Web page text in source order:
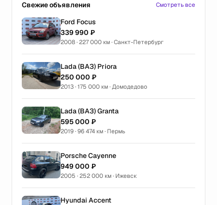
Свежие объявления Смотреть все
Ford Focus
339 990 ₽
2008 · 227 000 км · Санкт-Петербург
Lada (ВАЗ) Priora
250 000 ₽
2013 · 175 000 км · Домодедово
Lada (ВАЗ) Granta
595 000 ₽
2019 · 96 474 км · Пермь
Porsche Cayenne
949 000 ₽
2005 · 252 000 км · Ижевск
Hyundai Accent